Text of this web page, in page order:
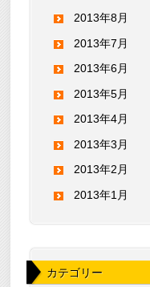
2013年8月
2013年7月
2013年6月
2013年5月
2013年4月
2013年3月
2013年2月
2013年1月
カテゴリー